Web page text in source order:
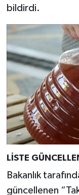
bildirdi.
LİSTE
Bakanlık
güncellenen
Video Galeri
Yaşam
Yemek